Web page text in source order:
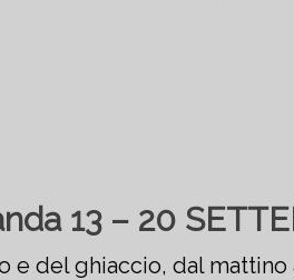
13 – 20
e del ghiaccio, dal